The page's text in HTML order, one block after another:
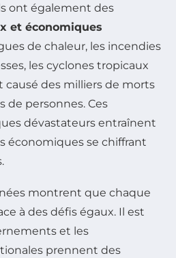
ont également des
et économiques
de chaleur, les incendies
les cyclones tropicaux
des milliers de morts
de personnes. Ces
dévastateurs entraînent
économiques se chiffrant
montrent que chaque
à des défis égaux. Il est
et les
prennent des